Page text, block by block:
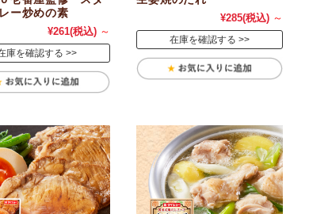
ー炒めの素
¥261(税込) ～
庫を確認する
¥285(税込) ～
在庫を確認する